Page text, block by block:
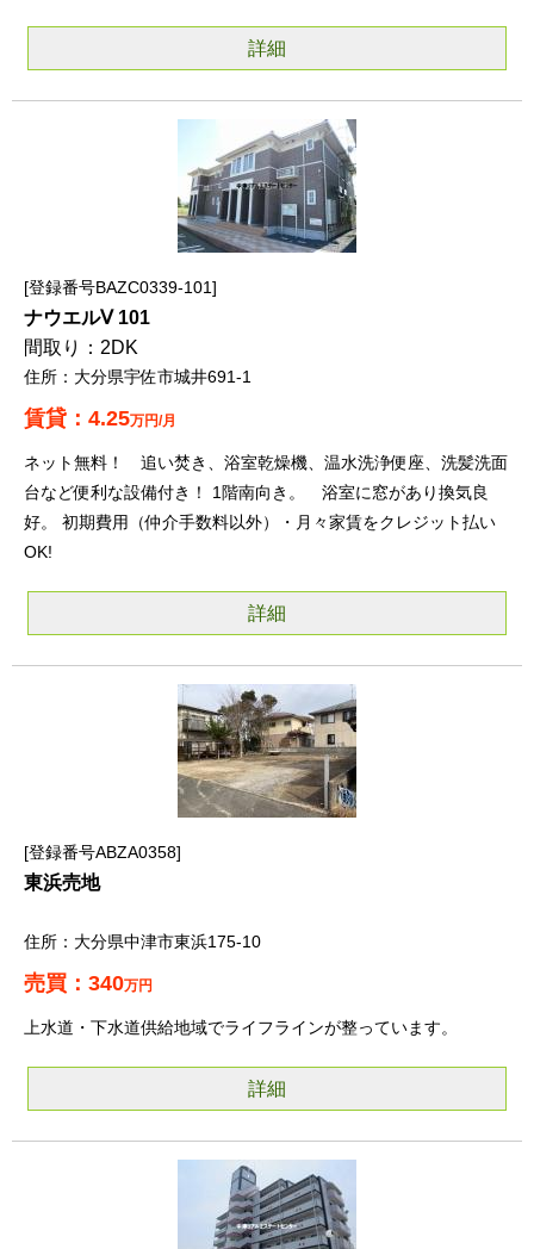
詳細
登録番号BAZC0339-101
ナウエルⅤ 101
2DK
大分県宇佐市城井691-1
4.25万円/月
ネット無料！ 追い焚き、浴室乾燥機、温水洗浄便座、洗髪洗面
台など便利な設備付き！ 1階南向き。 浴室に窓があり換気良
好。 初期費用（仲介手数料以外）・月々家賃をクレジット払い
OK!
詳細
登録番号ABZA0358
東浜売地
大分県中津市東浜175-10
340万円
上水道・下水道供給地域でライフラインが整っています。
詳細